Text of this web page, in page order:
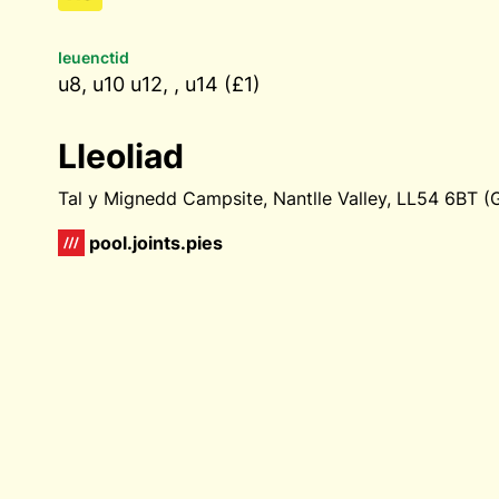
Ieuenctid
u8, u10 u12, , u14 (£1)
Lleoliad
Tal y Mignedd Campsite, Nantlle Valley, LL54 6BT
pool.joints.pies